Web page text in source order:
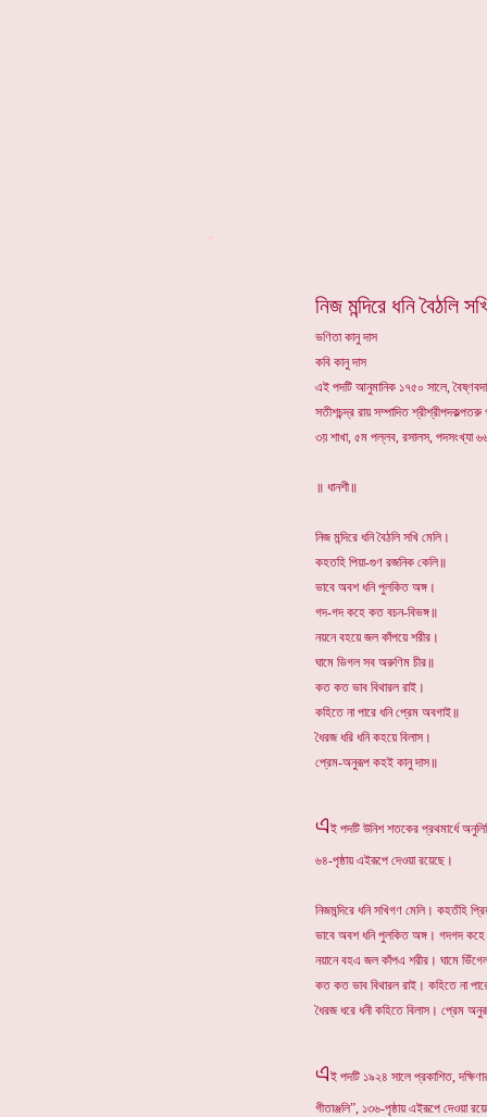
নিজ মন্দিরে ধনি বৈঠলি
ভণিতা কানু দাস
কবি কানু দাস
এই পদটি আনুমানিক ১৭৫০ সালে,
সতীশচন্দ্র রায় সম্পাদিত
৩য় শাখা, ৫ম পল্লব, রসালস, পদসংখ্যা
॥ ধানশী॥
নিজ মন্দিরে ধনি বৈঠলি সখি মেলি।
কহতহি পিয়া-গুণ রজনিক কেলি॥
ভাবে অবশ ধনি পুলকিত অঙ্গ।
গদ-গদ কহে কত বচন-বিভঙ্গ॥
নয়নে বহয়ে জল কাঁপয়ে শরীর।
ঘামে ভিগল সব অরুণিম চীর॥
কত কত ভাব বিথারল রাই।
কহিতে না পারে ধনি প্রেম অবগাই॥
ধৈরজ ধরি ধনি কহয়ে বিলাস।
প্রেম-অনুরূপ কহই কানু দাস॥
এই পদটি উনিশ শতকের প্রথমার্ধে
৬৪-পৃষ্ঠায় এইরূপে দেওয়া রয়েছে।
নিজমন্দিরে ধনি সখিগণ মেলি। কহতঁহি
ভাবে অবশ ধনি পুলকিত অঙ্গ। গদগদ
নয়ানে বহএ জল কাঁপএ শরীর। ঘামে
কত কত ভাব বিথারল রাই। কহিতে না
ধৈরজ ধরে ধনী কহিতে বিলাস। প্রেম
এই পদটি ১৯২৪ সালে প্রকাশিত,
গীতাঞ্জলি”, ১৩৬-পৃষ্ঠায় এইরূপে দেওয়া